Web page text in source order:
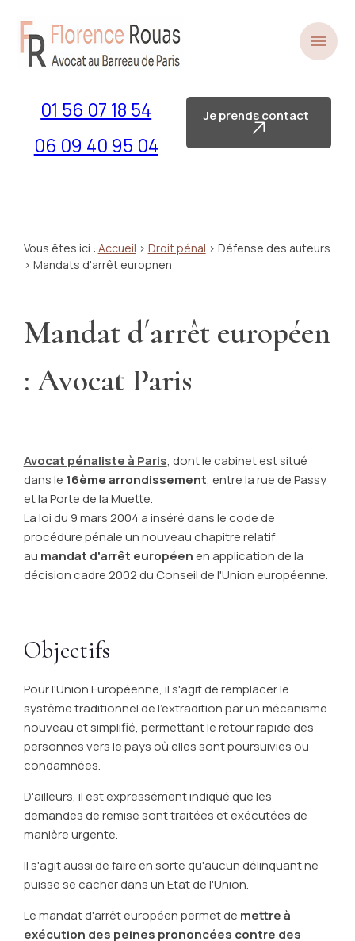
menu
01 56 07 18 54
06 09 40 95 04
Je prends contact
Vous êtes ici : Accueil > Droit pénal > Défense des auteurs
> Mandats d'arrêt europnen
Mandat d´arrêt européen
: Avocat Paris
Avocat pénaliste à Paris, dont le cabinet est situé
dans le 16ème arrondissement, entre la rue de Passy
et la Porte de la Muette.
La loi du 9 mars 2004 a inséré dans le code de
procédure pénale un nouveau chapitre relatif
au mandat d'arrêt européenen application de la
décision cadre 2002 du Conseil de l'Union européenne.
Objectifs
Pour l'Union Européenne, il s'agit de remplacer le
système traditionnel de l'extradition par un mécanisme
nouveau et simplifié, permettant le retour rapide des
personnes vers le pays où elles sont poursuivies ou
condamnées.
D'ailleurs, il est expressément indiqué que les
demandes de remise sont traitées et exécutées de
manière urgente.
Il s'agit aussi de faire en sorte qu'aucun délinquant ne
puisse se cacher dans un Etat de l'Union.
Le mandat d'arrêt européen permet de mettre à
exécution des peines prononcées contre des